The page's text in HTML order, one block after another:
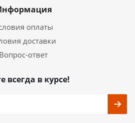
оплаты
доставки
Вопрос-ответ
всегда в курсе!